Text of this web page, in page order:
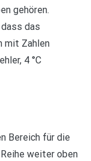
gehören.
das
mit Zahlen
4 °C
Bereich für die
weiter oben